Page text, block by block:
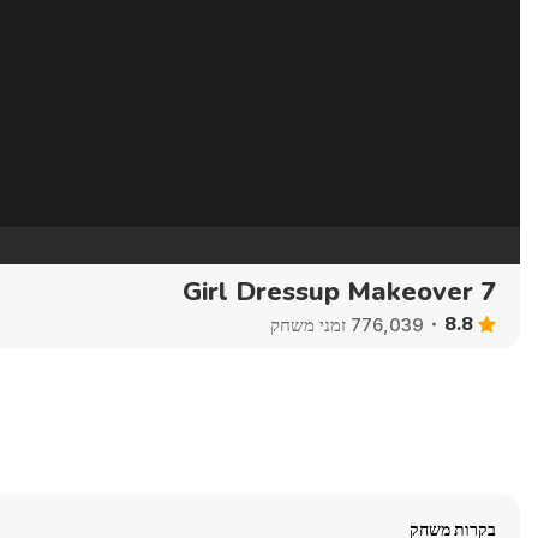
Girl Dressup Makeover 7
8.8 776,039 זמני משחק
בקרות משחק